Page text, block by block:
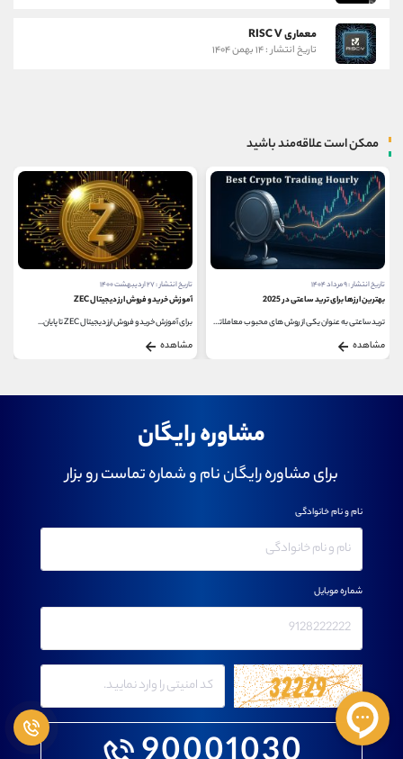
معماری RISC V
تاریخ انتشار : ۱۴ بهمن ۱۴۰۴
ممکن است علاقه‌مند باشید
تاریخ انتشار : ۹ مرداد ۱۴۰۴
بهترین ارزها برای ترید ساعتی در 2025
ترید ساعتی به عنوان یکی از روش ‌های محبوب معاملاتی...
مشاهده
تاریخ انتشار : ۲۷ اردیبهشت ۱۴۰۰
آموزش خرید و فروش ارز دیجیتال ZEC
برای آموزش خرید و فروش ارز دیجیتال ZEC تا پایان...
مشاهده
مشاوره رایگان
برای مشاوره رایگان نام و شماره تماست رو بزار
نام و نام خانوادگی
شماره موبایل